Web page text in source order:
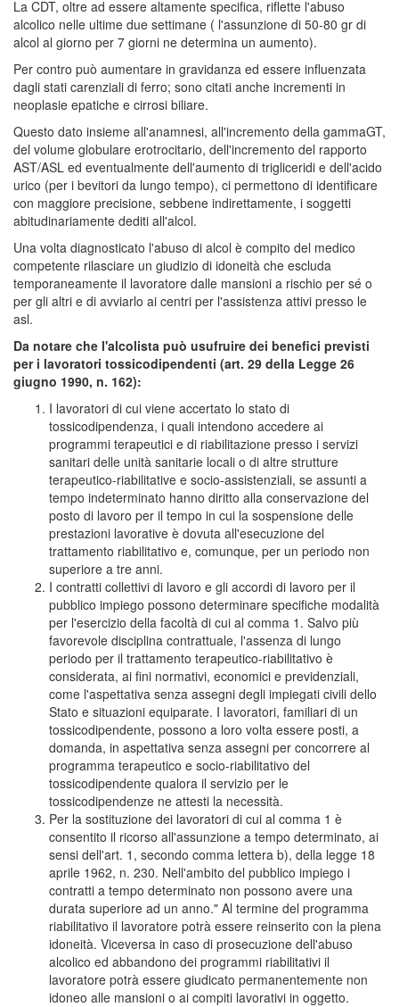
La CDT, oltre ad essere altamente specifica, riflette l'abuso
alcolico nelle ultime due settimane ( l'assunzione di 50-80 gr di
alcol al giorno per 7 giorni ne determina un aumento).
Per contro può aumentare in gravidanza ed essere influenzata
dagli stati carenziali di ferro; sono citati anche incrementi in
neoplasie epatiche e cirrosi biliare.
Questo dato insieme all'anamnesi, all'incremento della gammaGT,
del volume globulare erotrocitario, dell'incremento del rapporto
AST/ASL ed eventualmente dell'aumento di trigliceridi e dell'acido
urico (per i bevitori da lungo tempo), ci permettono di identificare
con maggiore precisione, sebbene indirettamente, i soggetti
abitudinariamente dediti all'alcol.
Una volta diagnosticato l'abuso di alcol è compito del medico
competente rilasciare un giudizio di idoneità che escluda
temporaneamente il lavoratore dalle mansioni a rischio per sé o
per gli altri e di avviarlo ai centri per l'assistenza attivi presso le
asl.
Da notare che l'alcolista può usufruire dei benefici previsti
per i lavoratori tossicodipendenti (art. 29 della Legge 26
giugno 1990, n. 162):
I lavoratori di cui viene accertato lo stato di
tossicodipendenza, i quali intendono accedere ai
programmi terapeutici e di riabilitazione presso i servizi
sanitari delle unità sanitarie locali o di altre strutture
terapeutico-riabilitative e socio-assistenziali, se assunti a
tempo indeterminato hanno diritto alla conservazione del
posto di lavoro per il tempo in cui la sospensione delle
prestazioni lavorative è dovuta all'esecuzione del
trattamento riabilitativo e, comunque, per un periodo non
superiore a tre anni.
I contratti collettivi di lavoro e gli accordi di lavoro per il
pubblico impiego possono determinare specifiche modalità
per l'esercizio della facoltà di cui al comma 1. Salvo più
favorevole disciplina contrattuale, l'assenza di lungo
periodo per il trattamento terapeutico-riabilitativo è
considerata, ai fini normativi, economici e previdenziali,
come l'aspettativa senza assegni degli impiegati civili dello
Stato e situazioni equiparate. I lavoratori, familiari di un
tossicodipendente, possono a loro volta essere posti, a
domanda, in aspettativa senza assegni per concorrere al
programma terapeutico e socio-riabilitativo del
tossicodipendente qualora il servizio per le
tossicodipendenze ne attesti la necessità.
Per la sostituzione dei lavoratori di cui al comma 1 è
consentito il ricorso all'assunzione a tempo determinato, ai
sensi dell'art. 1, secondo comma lettera b), della legge 18
aprile 1962, n. 230. Nell'ambito del pubblico impiego i
contratti a tempo determinato non possono avere una
durata superiore ad un anno." Al termine del programma
riabilitativo il lavoratore potrà essere reinserito con la piena
idoneità. Viceversa in caso di prosecuzione dell'abuso
alcolico ed abbandono dei programmi riabilitativi il
lavoratore potrà essere giudicato permanentemente non
idoneo alle mansioni o ai compiti lavorativi in oggetto.